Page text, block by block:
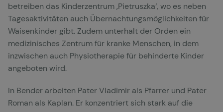
betreiben das Kinderzentrum ‚Pietruszka‘, wo es neben
Tagesaktivitäten auch Übernachtungsmöglichkeiten für
Waisenkinder gibt. Zudem unterhält der Orden ein
medizinisches Zentrum für kranke Menschen, in dem
inzwischen auch Physiotherapie für behinderte Kinder
angeboten wird.
In Bender arbeiten Pater Vladimir als Pfarrer und Pater
Roman als Kaplan. Er konzentriert sich stark auf die